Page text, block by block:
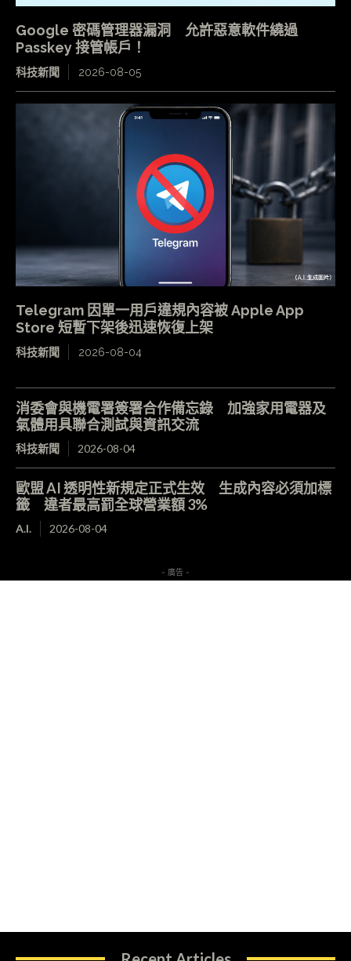
Google 密碼管理器漏洞 允許惡意軟件繞過
Passkey 接管帳戶！
科技新聞 2026-08-05
Telegram 因單一用戶違規內容被 Apple App
Store 短暫下架後迅速恢復上架
科技新聞 2026-08-04
消委會與機電署簽署合作備忘錄 加強家用電器及
氣體用具聯合測試與資訊交流
科技新聞 2026-08-04
歐盟 AI 透明性新規定正式生效 生成內容必須加標
籤 違者最高罰全球營業額 3%
A.I. 2026-08-04
- 廣告 -